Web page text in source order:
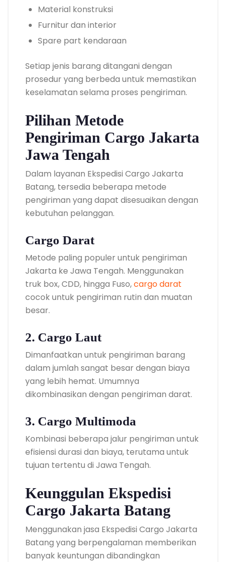
Material konstruksi
Furnitur dan interior
Spare part kendaraan
Setiap jenis barang ditangani dengan
prosedur yang berbeda untuk memastikan
keselamatan selama proses pengiriman.
Pilihan Metode
Pengiriman Cargo Jakarta
Jawa Tengah
Dalam layanan Ekspedisi Cargo Jakarta
Batang, tersedia beberapa metode
pengiriman yang dapat disesuaikan dengan
kebutuhan pelanggan.
Cargo Darat
Metode paling populer untuk pengiriman
Jakarta ke Jawa Tengah. Menggunakan
truk box, CDD, hingga Fuso,cargo darat
cocok untuk pengiriman rutin dan muatan
besar.
2. Cargo Laut
Dimanfaatkan untuk pengiriman barang
dalam jumlah sangat besar dengan biaya
yang lebih hemat. Umumnya
dikombinasikan dengan pengiriman darat.
3. Cargo Multimoda
Kombinasi beberapa jalur pengiriman untuk
efisiensi durasi dan biaya, terutama untuk
tujuan tertentu di Jawa Tengah.
Keunggulan Ekspedisi
Cargo Jakarta Batang
Menggunakan jasa Ekspedisi Cargo Jakarta
Batang yang berpengalaman memberikan
banyak keuntungan dibandingkan